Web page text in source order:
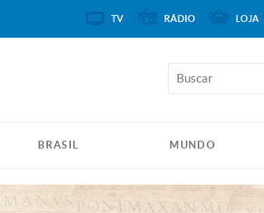
BRASIL MUNDO
TV RÁDIO LOJA